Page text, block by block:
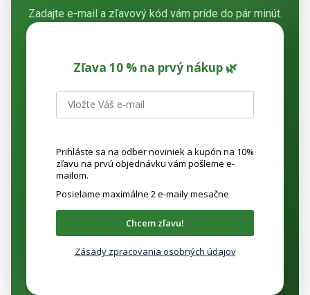
Zadajte e-mail a zľavový kód vám príde do pár minút.
Zľava 10 % na prvý nákup 🌿
Prihláste sa na odber noviniek a kupón na 10%
zľavu na prvú objednávku vám pošleme e-
mailom.
Posielame maximálne 2 e-maily mesačne
Chcem zľavu!
Zásady zpracovania osobných údajov